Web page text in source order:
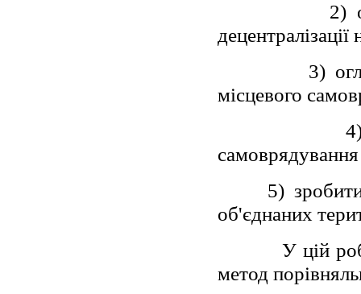
2)
3)
місцевого
4)
самоврядування
5) зробити
об'єднаних
У цій роботі
метод